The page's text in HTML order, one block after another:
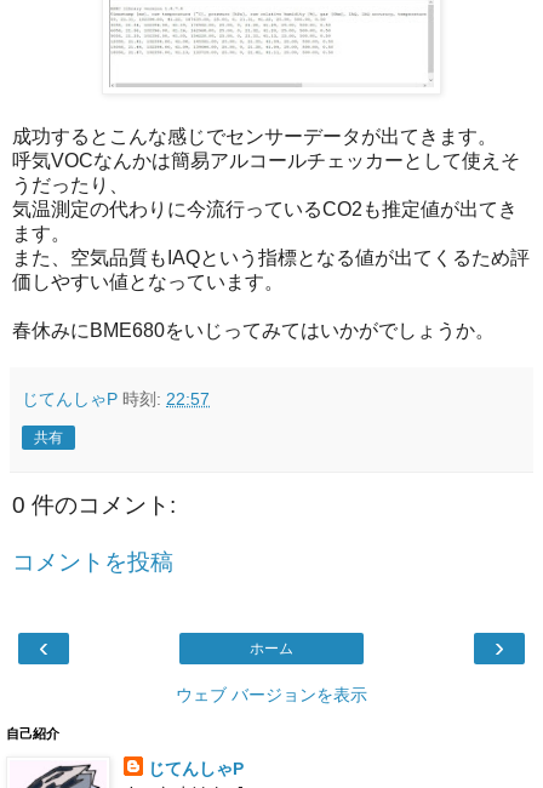
成功するとこんな感じでセンサーデータが出てきます。
呼気VOCなんかは簡易アルコールチェッカーとして使えそ
うだったり、
気温測定の代わりに今流行っているCO2も推定値が出てき
ます。
また、空気品質もIAQという指標となる値が出てくるため評
価しやすい値となっています。
春休みにBME680をいじってみてはいかがでしょうか。
じてんしゃP 時刻: 22:57
共有
0 件のコメント:
コメントを投稿
‹ ›
ホーム
ウェブ バージョンを表示
自己紹介
じてんしゃP